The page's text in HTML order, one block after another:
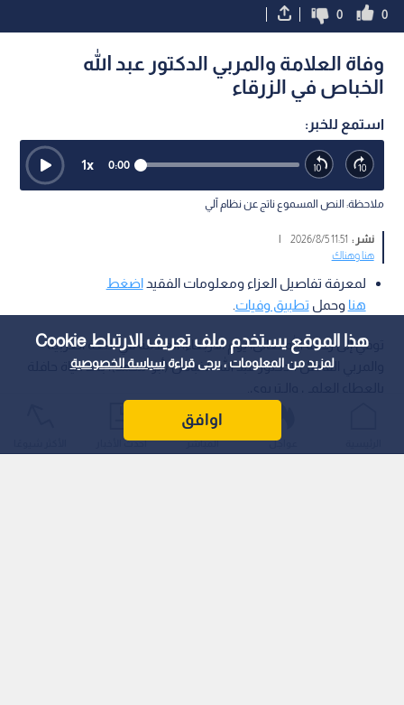
هذا الموقع يستخدم ملف تعريف الارتباط Cookie
لمزيد من المعلومات ، يرجى قراءةسياسة الخصوصية
اوافق
0
0
وفاة العلامة والمربي الدكتور عبد الله
الخباص في الزرقاء
استمع للخبر:
0:00
1x
ملاحظة: النص المسموع ناتج عن نظام آلي
نشر : 11:51 2026/8/5
|
هنا وهناك
لمعرفة تفاصيل العزاء ومعلومات الفقيداضغط
هنا وحمل تطبيق وفيات
توفي إلى رحمة الله تعالى، يوم الأربعاء، العلامة في اللغة العربية
والمربي الفاضل الدكتور عبد الله الخباص (أبو محمد)، بعد حياة حافلة
عواجل المباشر أحدث الأخبار